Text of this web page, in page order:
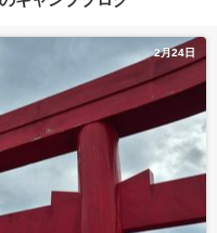
2月24日